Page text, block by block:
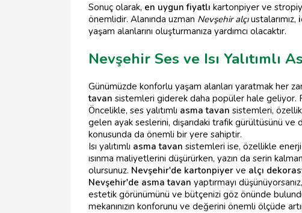
Sonuç olarak, en uygun fiyatlı kartonpiyer ve
önemlidir. Alanında uzman Nevşehir alçıustalarımız,
yaşam alanlarını oluşturmanıza yardımcı olacaktır.
Nevşehir Ses ve Isı Yalıtımlı
Günümüzde konforlu yaşam alanları yaratmak her
tavan sistemleri giderek daha popüler hale geliyor.
Öncelikle, ses yalıtımlı asma tavan sistemleri,
gelen ayak seslerini, dışarıdaki trafik gürültüsünü
konusunda da önemli bir yere sahiptir.
Isı yalıtımlı asma tavan sistemleri ise, özellikle enerji
ısınma maliyetlerini düşürürken, yazın da serin
olursunuz. Nevşehir'de kartonpiyer ve alçı
Nevşehir'de asma tavan yaptırmayı
estetik görünümünü ve bütçenizi göz önünde
mekanınızın konforunu ve değerini önemli ölçüde